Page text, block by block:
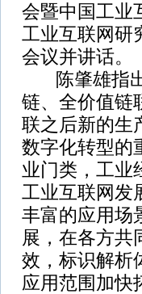
会暨中国工业
工业互联网研
会议并讲话。
陈肇雄指出
链、全价值链
联之后新的生
数字化转型的
业门类，工业
工业互联网发
丰富的应用场
展，在各方共
效，标识解析
应用范围加快